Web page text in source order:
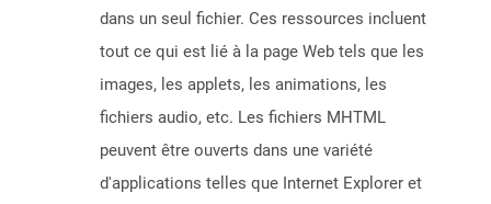
dans un seul fichier. Ces ressources incluent
tout ce qui est lié à la page Web tels que les
images, les applets, les animations, les
fichiers audio, etc. Les fichiers MHTML
peuvent être ouverts dans une variété
d'applications telles que Internet Explorer et